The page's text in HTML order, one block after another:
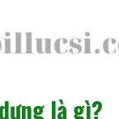
là gì?